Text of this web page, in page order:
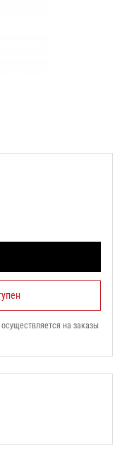
на заказы